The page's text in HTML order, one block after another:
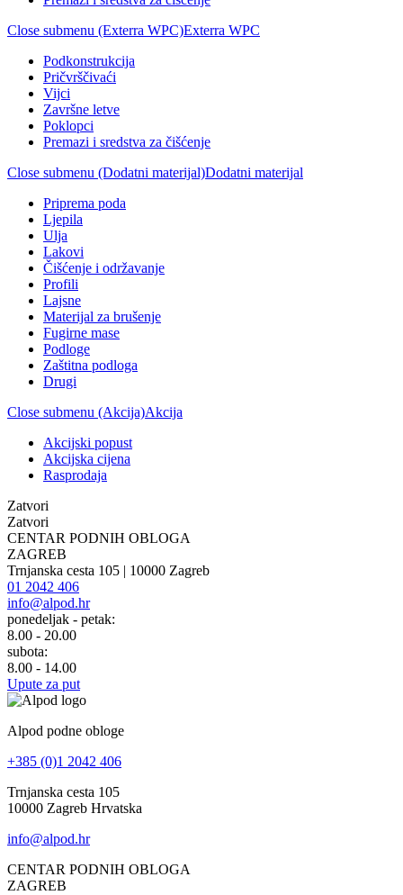
Close submenu (Exterra WPC)Exterra WPC
Podkonstrukcija
Pričvrščivaći
Vijci
Završne letve
Poklopci
Premazi i sredstva za čišćenje
Close submenu (Dodatni materijal)Dodatni materijal
Priprema poda
Ljepila
Ulja
Lakovi
Čišćenje i održavanje
Profili
Lajsne
Materijal za brušenje
Fugirne mase
Podloge
Zaštitna podloga
Drugi
Close submenu (Akcija)Akcija
Akcijski popust
Akcijska cijena
Rasprodaja
Zatvori
Zatvori
CENTAR PODNIH OBLOGA
ZAGREB
Trnjanska cesta 105 | 10000 Zagreb
01 2042 406
info@alpod.hr
ponedeljak - petak:
8.00 - 20.00
subota:
8.00 - 14.00
Upute za put
Alpod podne obloge
+385 (0)1 2042 406
Trnjanska cesta 105
10000 Zagreb Hrvatska
info@alpod.hr
CENTAR PODNIH OBLOGA
ZAGREB